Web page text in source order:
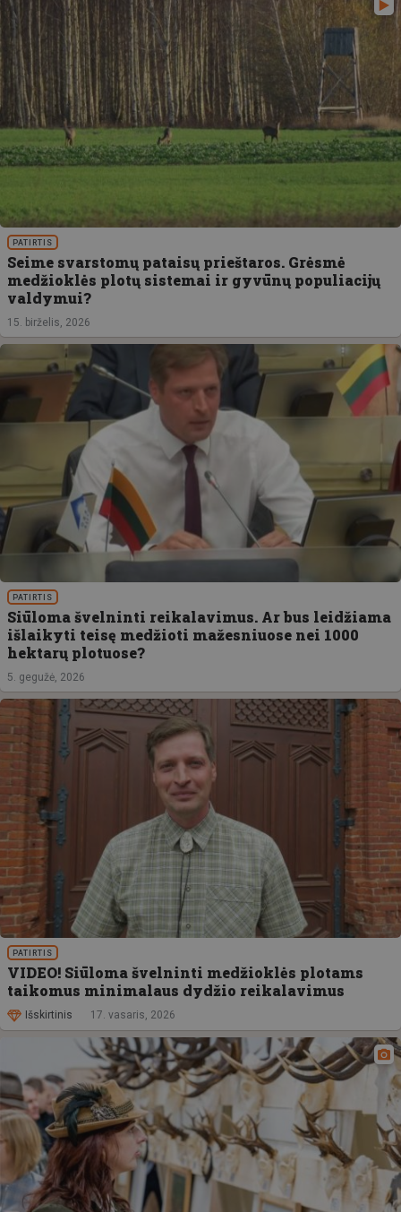
PATIRTIS
Seime svarstomų pataisų prieštaros. Grėsmė
medžioklės plotų sistemai ir gyvūnų populiacijų
valdymui?
15. birželis, 2026
PATIRTIS
Siūloma švelninti reikalavimus. Ar bus leidžiama
išlaikyti teisę medžioti mažesniuose nei 1000
hektarų plotuose?
5. gegužė, 2026
PATIRTIS
VIDEO! Siūloma švelninti medžioklės plotams
taikomus minimalaus dydžio reikalavimus
Išskirtinis 17. vasaris, 2026